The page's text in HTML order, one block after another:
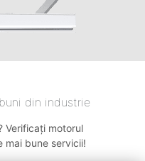
din industrie
Verificați motorul
mai bune servicii!